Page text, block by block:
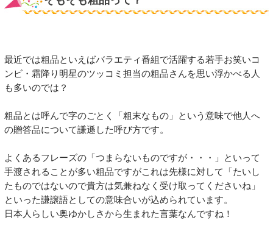
最近では粗品といえばバラエティ番組で活躍する若手お笑いコ
ンビ・霜降り明星のツッコミ担当の粗品さんを思い浮かべる人
も多いのでは？
粗品とは呼んで字のごとく「粗末なもの」という意味で他人へ
の贈答品について謙遜した呼び方です。
よくあるフレーズの「つまらないものですが・・・」といって
手渡されることが多い粗品ですがこれは先様に対して「たいし
たものではないので貴方は気兼ねなく受け取ってくださいね」
といった謙譲語としての意味合いが込められています。
日本人らしい奥ゆかしさから生まれた言葉なんですね！